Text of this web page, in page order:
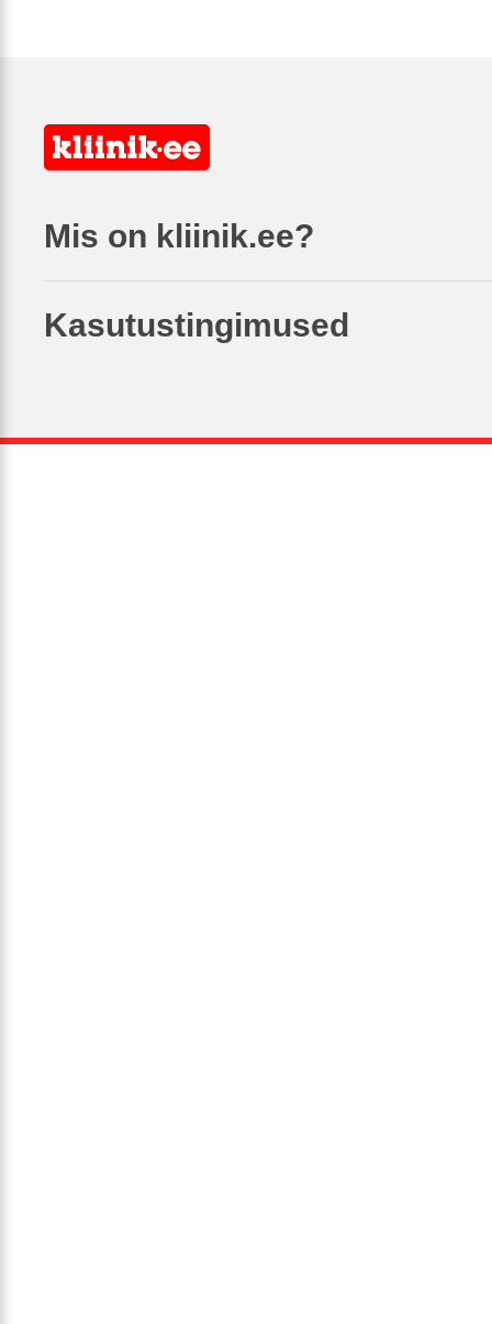
Mis on kliinik.ee?
Kasutustingimused